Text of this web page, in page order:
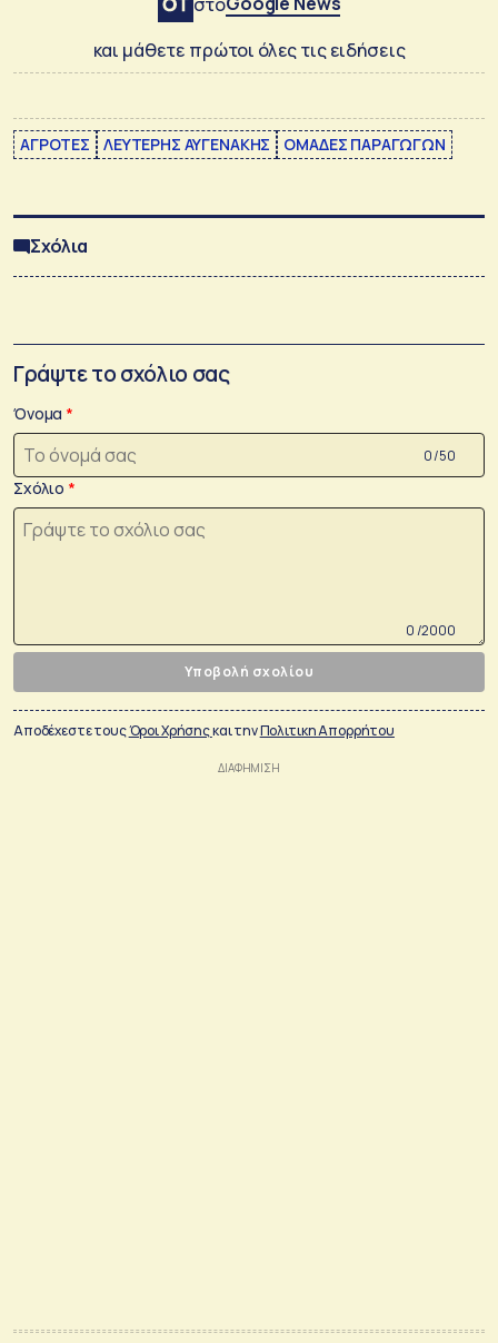
και μάθετε πρώτοι όλες τις ειδήσεις
ΑΓΡΟΤΕΣ ΛΕΥΤΕΡΗΣ ΑΥΓΕΝΑΚΗΣ ΟΜΑΔΕΣ ΠΑΡΑΓΩΓΩΝ
Σχόλια
Γράψτε το σχόλιο σας
Όνομα
0 /50
Σχόλιο
0 /2000
Υποβολή σχολίου
Αποδέχεστε τουςΌροι Χρήσηςκαι τηνΠολιτικη Απορρήτου